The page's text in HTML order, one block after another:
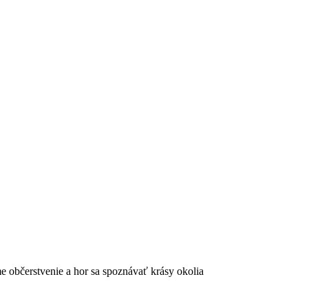
a hor sa spoznávať krásy okolia